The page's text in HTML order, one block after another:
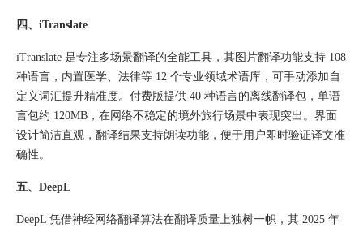
四、​iTranslate
iTranslate 是专注多场景翻译的全能工具，其图片翻译功能支持 108
种语言，内置医学、法律等 12 个专业领域术语库，可手动添加自
定义词汇提升精准度。付费版提供 40 种语言的离线翻译包，单语
言包约 120MB，在网络不稳定的境外旅行场景中表现突出。界面
设计简洁直观，翻译结果支持朗读功能，便于用户即时验证译文准
确性。​
五、DeepL
DeepL 凭借神经网络翻译算法在翻译质量上独树一帜，其 2025 年